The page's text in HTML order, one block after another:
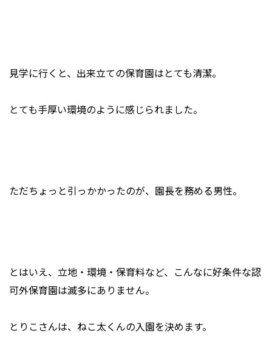
見学に行くと、出来立ての保育園はとても清潔。
とても手厚い環境のように感じられました。
ただちょっと引っかかったのが、園長を務める男性。
とはいえ、立地・環境・保育料など、こんなに好条件な認
可外保育園は滅多にありません。
とりこさんは、ねこ太くんの入園を決めます。